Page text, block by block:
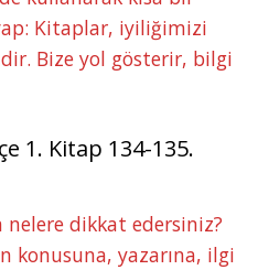
Kitaplar, iyiliğimizi
Bize yol gösterir, bilgi
1. Kitap 134-135.
nelere dikkat edersiniz?
konusuna, yazarına, ilgi